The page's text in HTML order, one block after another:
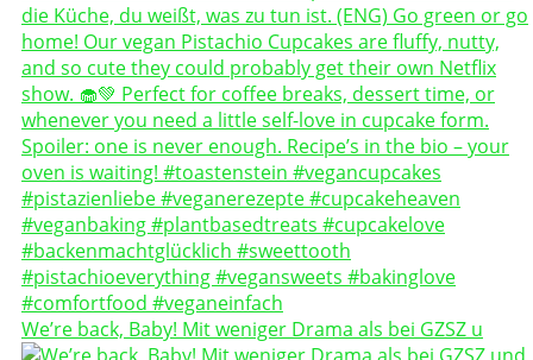
We’re back, Baby! Mit weniger Drama als bei GZSZ u